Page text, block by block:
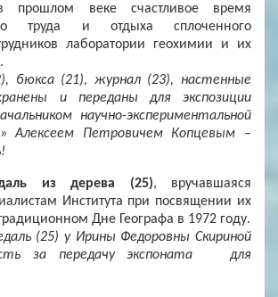
прошлом веке счастливое время
труда и отдыха сплоченного
лаборатории геохимии и их
бюкса (21), журнал (23), настенные
и переданы для экспозиции
научно-экспериментальной
Алексеем Петровичем Копцевым –
из дерева (25), вручавшаяся
Института при посвящении их
Дне Географа в 1972 году.
(25) у Ирины Федоровны Скириной
за передачу экспоната для